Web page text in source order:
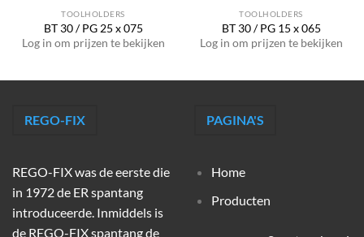
TOOLHOLDERS
BT 30 / PG 25 x 075
Log in om prijzen te bekijken
TOOLHOLDERS
BT 30 / PG 15 x 065
Log in om prijzen te bekijken
REGO-FIX
REGO-FIX was de eerste die
in 1972 de ER spantang
introduceerde. Inmiddels is
de REGO-FIX spantang de
PAGINA'S
Home
Producten